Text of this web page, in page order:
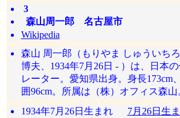
3
森山周一郎 名古屋市
Wikipedia
森山 周一郎（もりやま しゅういち
博夫、1934年7月26日 - ）は、日本
レーター。愛知県出身。身長173cm
囲96cm。所属は（株）オフィス森山
1934年7月26日生まれ 7月26日生